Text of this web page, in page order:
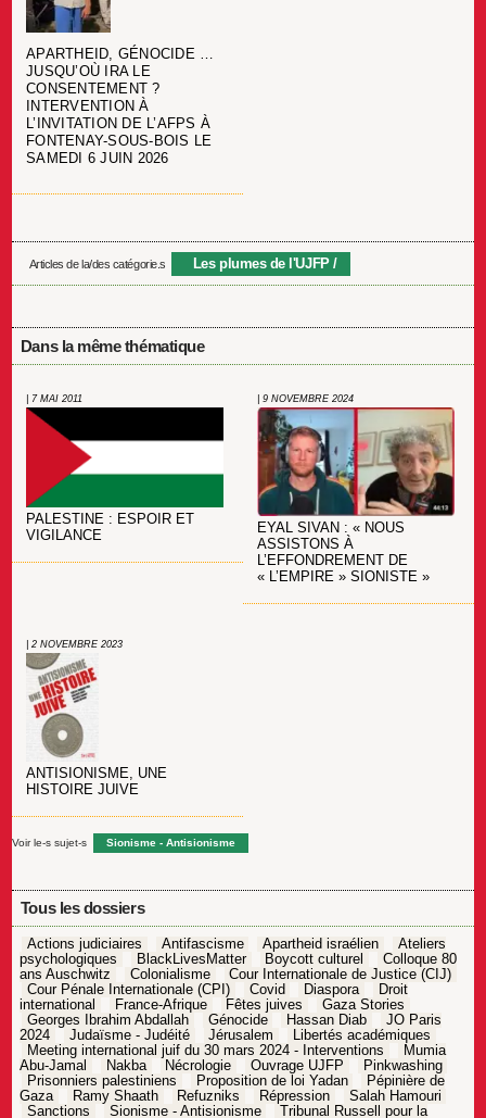
APARTHEID, GÉNOCIDE …
JUSQU’OÙ IRA LE
CONSENTEMENT ?
INTERVENTION À
L’INVITATION DE L’AFPS À
FONTENAY-SOUS-BOIS LE
SAMEDI 6 JUIN 2026
Articles de la/des catégorie.s Les plumes de l'UJFP
Dans la même thématique
| 7 MAI 2011
PALESTINE : ESPOIR ET
VIGILANCE
| 9 NOVEMBRE 2024
EYAL SIVAN : « NOUS
ASSISTONS À
L’EFFONDREMENT DE
« L’EMPIRE » SIONISTE »
| 2 NOVEMBRE 2023
ANTISIONISME, UNE
HISTOIRE JUIVE
Voir le-s sujet-s Sionisme - Antisionisme
Tous les dossiers
Actions judiciaires Antifascisme Apartheid israélien
Ateliers
psychologiques
BlackLivesMatter Boycott culturel
Colloque 80
ans Auschwitz
Colonialisme
Cour Internationale de Justice (CIJ)
Cour Pénale Internationale (CPI)
Covid Diaspora
Droit
international
France-Afrique Fêtes juives
Gaza Stories
Georges Ibrahim Abdallah
Génocide Hassan Diab
JO Paris
2024
Judaïsme - Judéité Jérusalem
Libertés académiques
Meeting international juif du 30 mars 2024 - Interventions
Mumia
Abu-Jamal
Nakba Nécrologie Ouvrage UJFP
Pinkwashing
Prisonniers palestiniens
Proposition de loi Yadan
Pépinière de
Gaza
Ramy Shaath Refuzniks Répression
Salah Hamouri
Sanctions
Sionisme - Antisionisme
Tribunal Russell pour la